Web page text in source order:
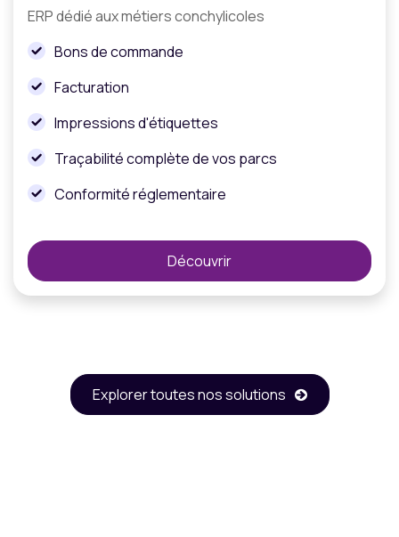
ERP dédié aux métiers conchylicoles
Bons de commande
Facturation
Impressions d'étiquettes
Traçabilité complète de vos parcs
Conformité réglementaire
Découvrir
Explorer toutes nos solutions